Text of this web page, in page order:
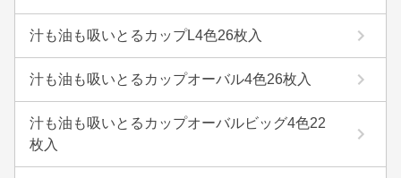
汁も油も吸いとるカップL4色26枚入
汁も油も吸いとるカップオーバル4色26枚入
汁も油も吸いとるカップオーバルビッグ4色22
枚入